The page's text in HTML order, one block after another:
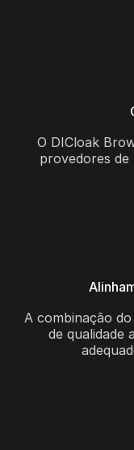
O DICloak
provedores de
A combinação
de qualidade